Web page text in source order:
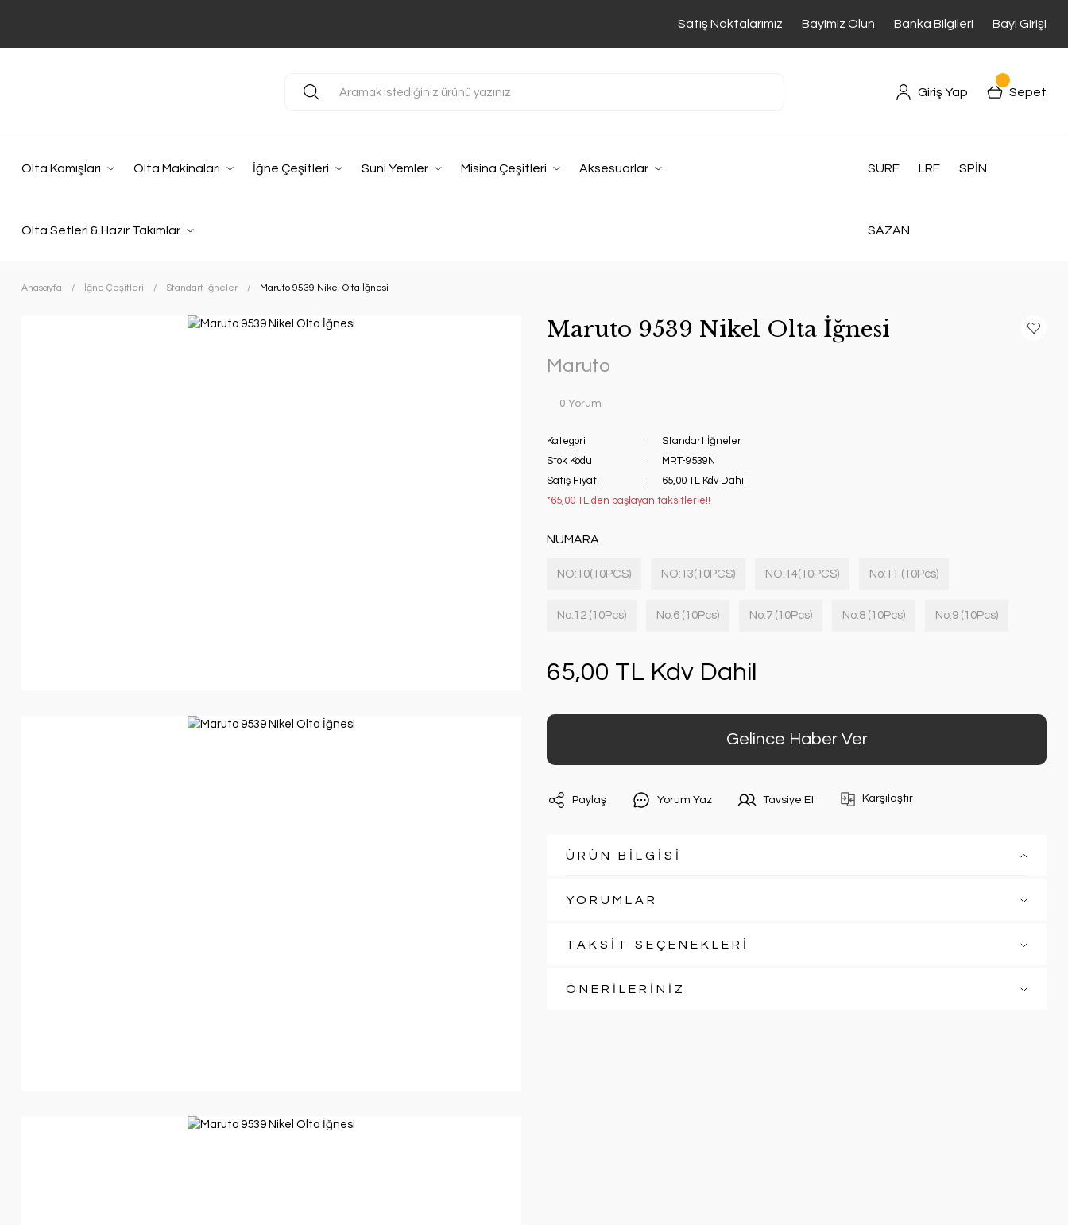
Satış Noktalarımız Bayimiz Olun Banka Bilgileri Bayi Girişi
Giriş Yap Sepet
Olta Kamışları Olta Makinaları İğne Çeşitleri Suni Yemler Misina Çeşitleri Aksesuarlar
Olta Setleri & Hazır Takımlar
SURF LRF SPİN
SAZAN
Anasayfa İğne Çeşitleri Standart İğneler Maruto 9539 Nikel Olta İğnesi
Maruto 9539 Nikel Olta İğnesi
Maruto
0 Yorum
Kategori
Standart İğneler
Stok Kodu
MRT-9539N
Satış Fiyatı
65,00 TL Kdv Dahil
*65,00 TL den başlayan taksitlerle!!
NUMARA
NO:10(10PCS) NO:13(10PCS) NO:14(10PCS) No:11 (10Pcs)
No:12 (10Pcs) No:6 (10Pcs) No:7 (10Pcs) No:8 (10Pcs) No:9 (10Pcs)
65,00 TL Kdv Dahil
Gelince Haber Ver
Paylaş Yorum Yaz Tavsiye Et Karşılaştır
ÜRÜN BİLGİSİ
YORUMLAR
TAKSİT SEÇENEKLERİ
ÖNERİLERİNİZ